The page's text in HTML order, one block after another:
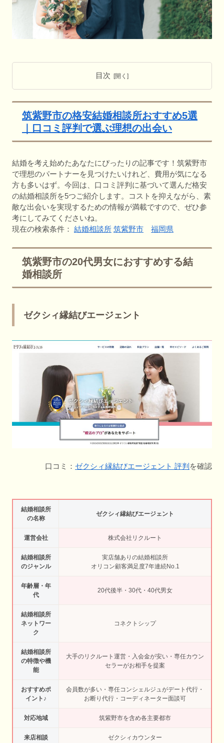
目次
筑紫野市の格安結婚相談所おすすめ5選
｜口コミ評判で選ぶ理想の出会い
結婚を考え始めたあなたにぴったりの記事です！筑紫野市
で理想のパートナーを見つけたいけれど、費用が気になる
方も多いはず。今回は、口コミ評判に基づいて選んだ格安
の結婚相談所を5つご紹介します。コストを抑えながら、素
敵な出会いを実現するための情報が満載ですので、ぜひ参
考にしてみてくださいね。
現在の検索条件： 結婚相談所 筑紫野市 福岡県
筑紫野市の20代男女におすすめする結
婚相談所
ゼクシィ縁結びエージェント
口コミ： ゼクシィ縁結びエージェント 評判 を確認
結婚相談所
の名称
ゼクシィ縁結びエージェント
運営会社 株式会社リクルート
結婚相談所
のジャンル
実店舗ありの結婚相談所
オリコン顧客満足度7年連続No.1
年齢層・年
代
20代後半・30代・40代男女
結婚相談所
ネットワー
ク
コネクトシップ
結婚相談所
の特徴や機
能
大手のリクルート運営・入会金が安い・専任カウン
セラーがお相手を提案
おすすめポ
イント♪
会員数が多い・専任コンシェルジュがデート代行・
お断り代行・コーディネーター面談可
対応地域 筑紫野市を含め各主要都市
来店相談 ゼクシィカウンター